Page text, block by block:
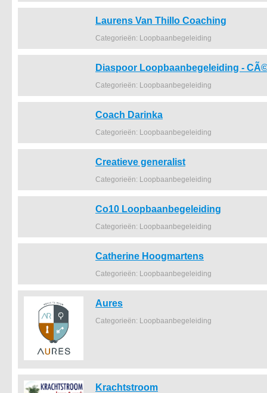
Laurens Van Thillo Coaching
Categorieën: Loopbaanbegeleiding
Diaspoor Loopbaanbegeleiding -
Categorieën: Loopbaanbegeleiding
Coach Darinka
Categorieën: Loopbaanbegeleiding
Creatieve generalist
Categorieën: Loopbaanbegeleiding
Co10 Loopbaanbegeleiding
Categorieën: Loopbaanbegeleiding
Catherine Hoogmartens
Categorieën: Loopbaanbegeleiding
Aures
Categorieën: Loopbaanbegeleiding
Krachtstroom